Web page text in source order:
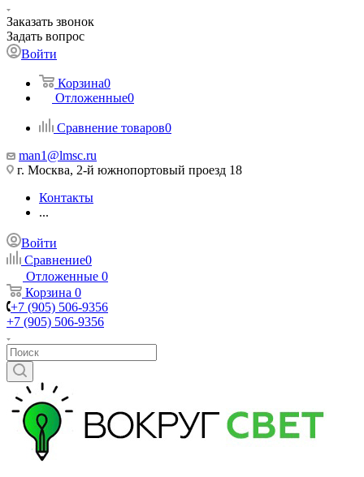
Заказать звонок
Задать вопрос
Войти
Корзина0
Отложенные0
Сравнение товаров0
man1@lmsc.ru
г. Москва, 2-й южнопортовый проезд 18
Контакты
...
Войти
Сравнение0
Отложенные 0
Корзина 0
+7 (905) 506-9356
+7 (905) 506-9356